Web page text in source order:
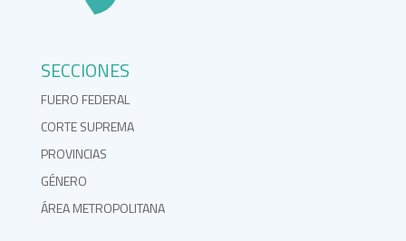
SECCIONES
FUERO FEDERAL
CORTE SUPREMA
PROVINCIAS
GÉNERO
ÁREA METROPOLITANA